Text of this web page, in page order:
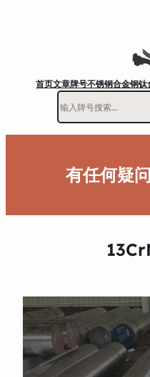
首页文章牌号不锈钢合金钢钛
有任何疑